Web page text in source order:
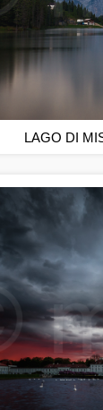
LAGO DI